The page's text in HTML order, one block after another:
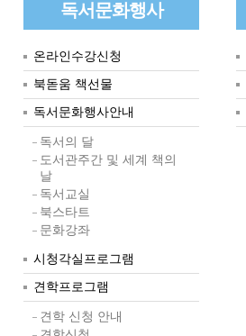
독서문화행사
온라인수강신청
북돋움 책선물
독서문화행사안내
독서의 달
도서관주간 및 세계 책의
날
독서교실
북스타트
문화강좌
시청각실프로그램
견학프로그램
견학 신청 안내